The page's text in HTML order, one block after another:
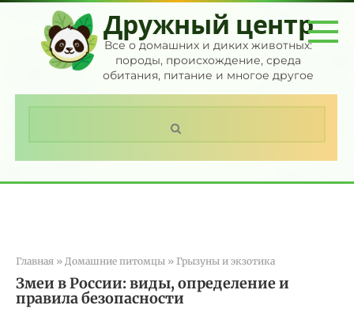
Перейти
контенту
Дружный центр
Все о домашних и диких животных:
породы, происхождение, среда
обитания, питание и многое другое
Главная » Домашние питомцы » Грызуны и экзотика
Змеи в России: виды, определение и
правила безопасности